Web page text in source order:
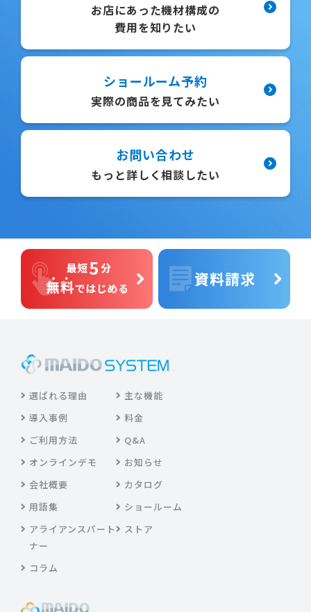
お店にあった機材構成の
費用を知りたい
ショールーム予約
実際の商品を見てみたい
お問い合わせ
もっと詳しく相談したい
選ばれる理由
主な機能
導入事例
料金
ご利用方法
Q&A
オンラインデモ
お知らせ
会社概要
カタログ
用語集
ショールーム
アライアンスパート
ナー
ストア
コラム